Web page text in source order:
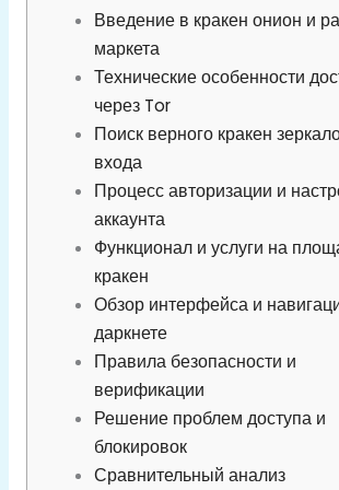
Введение в кракен онион и
маркета
Технические особенности
через Tor
Поиск верного кракен
входа
Процесс авторизации и
аккаунта
Функционал и услуги на
кракен
Обзор интерфейса и
даркнете
Правила безопасности и
верификации
Решение проблем доступа и
блокировок
Сравнительный анализ